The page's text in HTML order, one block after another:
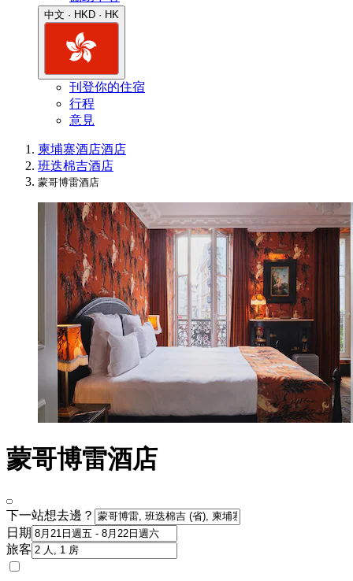
中文 · HKD · HK
刊登你的住宿
行程
意見
柬埔寨酒店酒店
班迭棉吉酒店
蒙哥博雷酒店
蒙哥博雷酒店
下一站想去邊？
日期
旅客